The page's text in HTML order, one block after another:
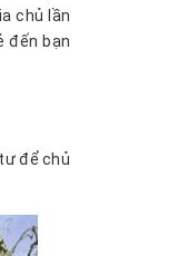
chủ lần
đến bạn
để chủ